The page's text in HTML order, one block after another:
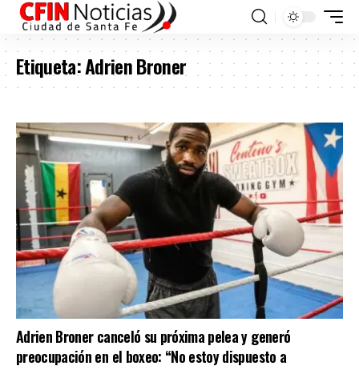
Etiqueta:Adrien Broner
Adrien Broner canceló su próxima pelea y generó
preocupación en el boxeo: “No estoy dispuesto a